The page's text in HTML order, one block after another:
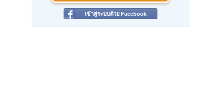
เข้าสู่ระบบด้วย Facebook